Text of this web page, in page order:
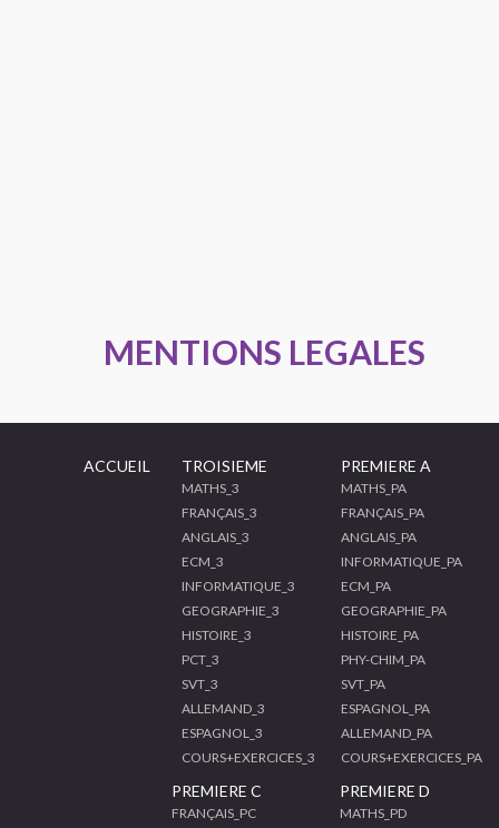
MENTIONS LEGALES
ACCUEIL TROISIEME
MATHS_3
FRANÇAIS_3
ANGLAIS_3
ECM_3
INFORMATIQUE_3
GEOGRAPHIE_3
HISTOIRE_3
PCT_3
SVT_3
ALLEMAND_3
ESPAGNOL_3
COURS+EXERCICES_3
PREMIERE A
MATHS_PA
FRANÇAIS_PA
ANGLAIS_PA
INFORMATIQUE_PA
ECM_PA
GEOGRAPHIE_PA
HISTOIRE_PA
PHY-CHIM_PA
SVT_PA
ESPAGNOL_PA
ALLEMAND_PA
COURS+EXERCICES_PA
PREMIERE C
FRANÇAIS_PC
PREMIERE D
MATHS_PD